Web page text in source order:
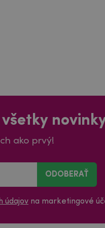
ako prvý!
ODOBERAŤ
údajov na marketingové